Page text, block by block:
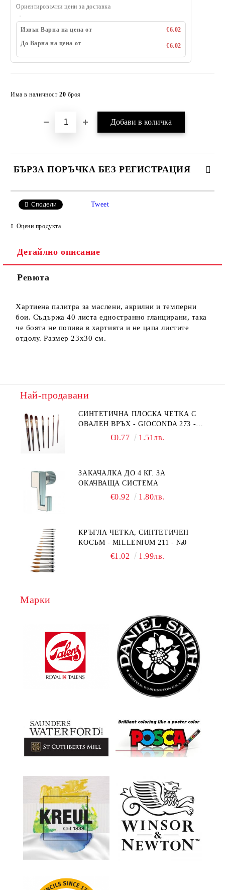
Ориентировъчни цени за доставка
Извън Варна на цена от
€6.02
До Варна на цена от
€6.02
Има в наличност 20 броя
БЪРЗА ПОРЪЧКА БЕЗ РЕГИСТРАЦИЯ
Сподели Tweet
Оцени продукта
Детайлно описание
Ревюта
Хартиена палитра за маслени, акрилни и темперни
бои. Съдържа 40 листа едностранно гланцирани, така
че боята не попива в хартията и не цапа листите
отдолу. Размер 23х30 см.
Най-продавани
СИНТЕТИЧНА ПЛОСКА ЧЕТКА С
ОВАЛЕН ВРЪХ - GIOCONDA 273 -
€0.77 1.51лв.
ЗАКАЧАЛКА ДО 4 КГ. ЗА
ОКАЧВАЩА СИСТЕМА
€0.92 1.80лв.
КРЪГЛА ЧЕТКА, СИНТЕТИЧЕН
КОСЪМ - MILLENIUM 211 - №0
€1.02 1.99лв.
Марки